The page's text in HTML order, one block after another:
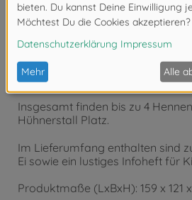
Produktdetails:
Mit Liebe in Frankreich
Insgesamt finden bis zu 4
Hühnerstall Platz.
Im Lieferumfang enthalten sind
Ei sowie ein lustiges Infoheft für
Produktmaße (LxBxH): 159 x 121